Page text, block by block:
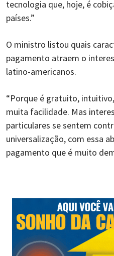
tecnologia que, hoje, é
países.”
O ministro listou quais
pagamento atraem o
latino-americanos.
“Porque é gratuito,
muita facilidade. Mas
particulares se sentem
universalização, com essa
pagamento que é muito